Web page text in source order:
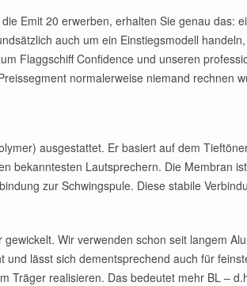
Emit 20 erwerben, erhalten Sie genau das:
auch um ein Einstiegsmodell
Flaggschiff Confidence und unseren
normalerweise niemand rechnen
ausgestattet. Er basiert auf dem
bekanntesten Lautsprechern. Die Membran
zur Schwingspule. Diese stabile
Wir verwenden schon seit langem
lässt sich dementsprechend auch für
Träger realisieren. Das bedeutet mehr BL –